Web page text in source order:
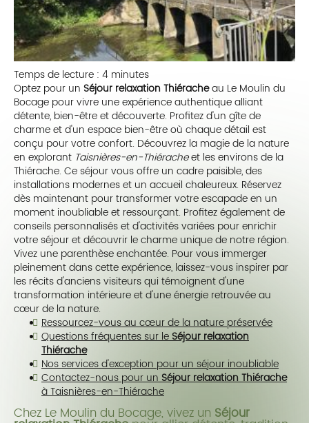
Temps de lecture : 4 minutes
Optez pour un Séjour relaxation Thiéracheau Le Moulin du
Bocage pour vivre une expérience authentique alliant
détente, bien-être et découverte. Profitez d'un gîte de
charme et d'un espace bien-être où chaque détail est
conçu pour votre confort. Découvrez la magie de la nature
en explorant Taisnières-en-Thiéracheet les environs de la
Thiérache. Ce séjour vous offre un cadre paisible, des
installations modernes et un accueil chaleureux. Réservez
dès maintenant pour transformer votre escapade en un
moment inoubliable et ressourçant. Profitez également de
conseils personnalisés et d'activités variées pour enrichir
votre séjour et découvrir le charme unique de notre région.
Vivez une parenthèse enchantée. Pour vous immerger
pleinement dans cette expérience, laissez-vous inspirer par
les récits d'anciens visiteurs qui témoignent d'une
transformation intérieure et d'une énergie retrouvée au
cœur de la nature.
Ressourcez-vous au cœur de la nature préservée
Questions fréquentes sur leSéjour relaxation
Thiérache
Nos services d'exception pour un séjour inoubliable
Contactez-nous pour unSéjour relaxation Thiérache
à Taisnières-en-Thiérache
Chez Le Moulin du Bocage, vivez un Séjour